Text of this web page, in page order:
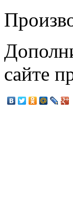
сайте